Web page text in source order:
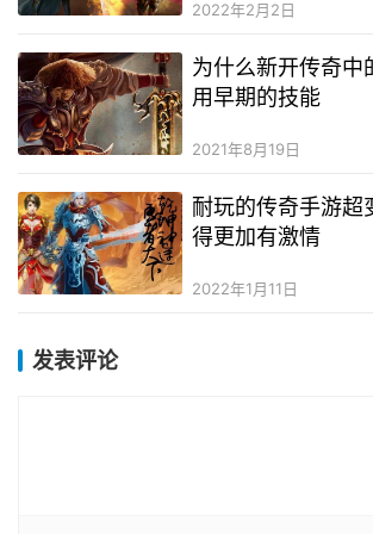
2022年2月2日
为什么新开传奇中
用早期的技能
2021年8月19日
耐玩的传奇手游超
得更加有激情
2022年1月11日
发表评论